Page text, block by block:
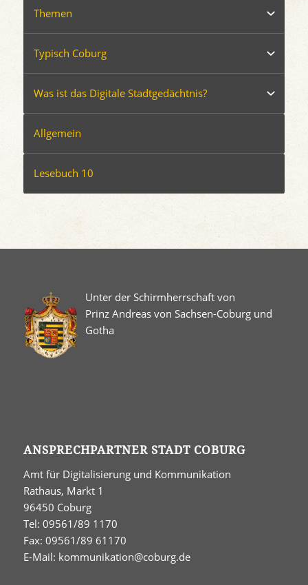
Themen
Typisch Coburg
Was ist das Digitale Stadtgedächtnis?
Allgemein
Lesebuch 10
Unter der Schirmherrschaft von
Prinz Andreas von Sachsen-Coburg und
Gotha
ANSPRECHPARTNER STADT COBURG
Amt für Digitalisierung und Kommunikation
Rathaus, Markt 1
96450 Coburg
Tel: 09561/89 1170
Fax: 09561/89 61170
E-Mail: kommunikation@coburg.de